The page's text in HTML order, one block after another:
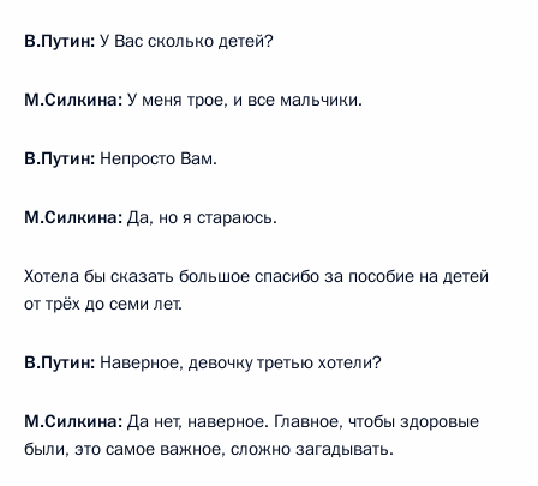
В.Путин: У Вас сколько детей?
М.Силкина: У меня трое, и все мальчики.
В.Путин: Непросто Вам.
М.Силкина: Да, но я стараюсь.
Хотела бы сказать большое спасибо за пособие на детей
от трёх до семи лет.
В.Путин: Наверное, девочку третью хотели?
М.Силкина: Да нет, наверное. Главное, чтобы здоровые
были, это самое важное, сложно загадывать.